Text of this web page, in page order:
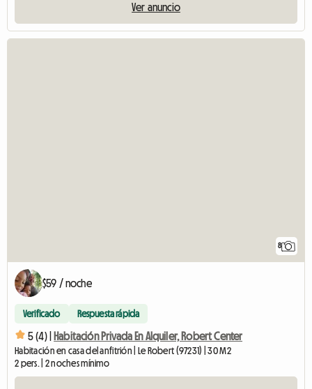
Ver anuncio
8
$59 / noche
Verificado Respuesta rápida
5 (4) | Habitación Privada En Alquiler, Robert Center
Habitación en casa del anfitrión | Le Robert (97231) | 30 M2
2 pers. | 2 noches mínimo